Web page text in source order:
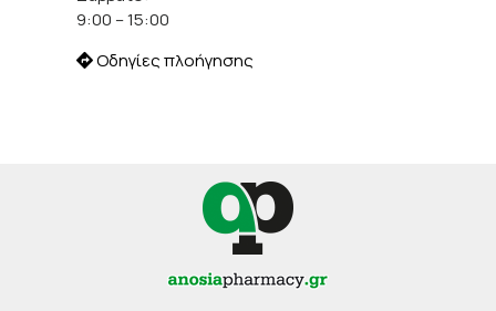
9:00 – 15:00
Οδηγίες πλοήγησης